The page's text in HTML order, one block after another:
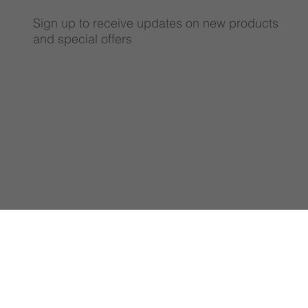
Sign up to receive updates on new products
and special offers